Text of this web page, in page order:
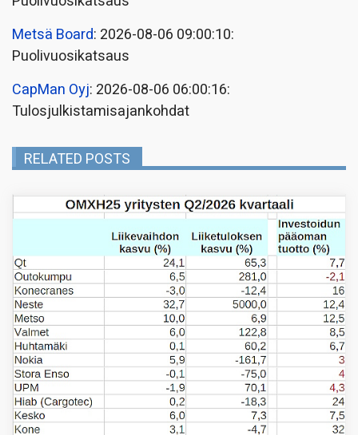
Metsä Board: 2026-08-06 09:00:10:
Puolivuosikatsaus
CapMan Oyj: 2026-08-06 06:00:16:
Tulosjulkistamisajankohdat
RELATED POSTS